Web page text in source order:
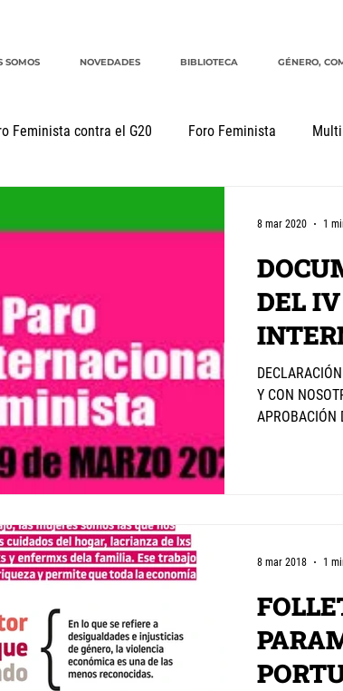
SOMOS NOVEDADES BIBLIOTECA GÉNERO,
Feminista contra el G20 Foro Feminista
DEL
8-9M
Y CON
APROBACIÓN
8 mar 2020 1
8 mar 2018 1